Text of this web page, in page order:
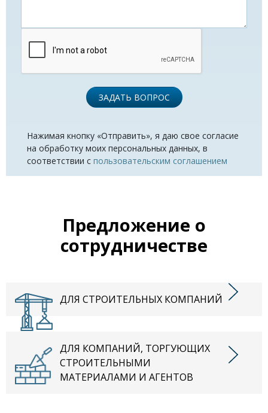
ЗАДАТЬ ВОПРОС
Нажимая кнопку «Отправить», я даю свое согласие
на обработку моих персональных данных, в
соответствии с пользовательским соглашением
Предложение о
сотрудничестве
ДЛЯ СТРОИТЕЛЬНЫХ КОМПАНИЙ
ДЛЯ КОМПАНИЙ, ТОРГУЮЩИХ
СТРОИТЕЛЬНЫМИ
МАТЕРИАЛАМИ И АГЕНТОВ